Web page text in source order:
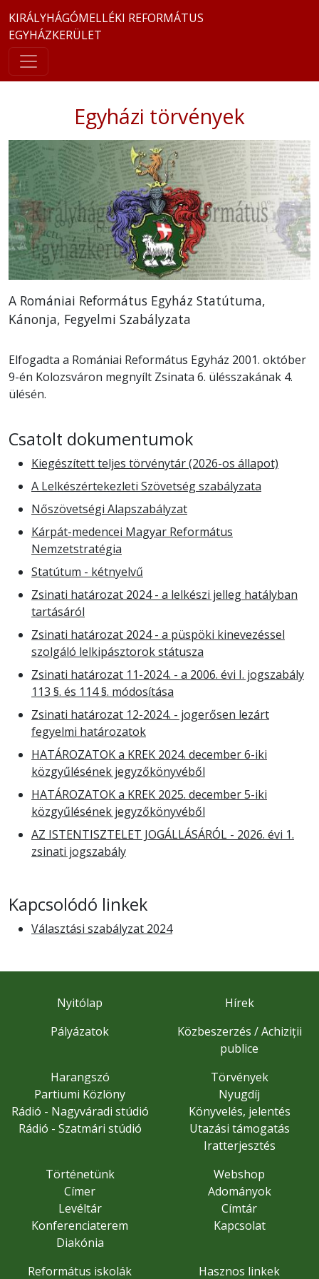
KIRÁLYHÁGÓMELLÉKI REFORMÁTUS
EGYHÁZKERÜLET
Egyházi törvények
A Romániai Református Egyház Statútuma,
Kánonja, Fegyelmi Szabályzata
Elfogadta a Romániai Református Egyház 2001. október
9-én Kolozsváron megnyílt Zsinata 6. ülésszakának 4.
ülésén.
Csatolt dokumentumok
Kiegészített teljes törvénytár (2026-os állapot)
A Lelkészértekezleti Szövetség szabályzata
Nőszövetségi Alapszabályzat
Kárpát-medencei Magyar Református
Nemzetstratégia
Statútum - kétnyelvű
Zsinati határozat 2024 - a lelkészi jelleg hatályban
tartásáról
Zsinati határozat 2024 - a püspöki kinevezéssel
szolgáló lelkipásztorok státusza
Zsinati határozat 11-2024. - a 2006. évi I. jogszabály
113 §. és 114 §. módosítása
Zsinati határozat 12-2024. - jogerősen lezárt
fegyelmi határozatok
HATÁROZATOK a KREK 2024. december 6-iki
közgyűlésének jegyzőkönyvéből
HATÁROZATOK a KREK 2025. december 5-iki
közgyűlésének jegyzőkönyvéből
AZ ISTENTISZTELET JOGÁLLÁSÁRÓL - 2026. évi 1.
zsinati jogszabály
Kapcsolódó linkek
Választási szabályzat 2024
Nyitólap
Hírek
Pályázatok
Közbeszerzés / Achiziții
publice
Harangszó
Partiumi Közlöny
Rádió - Nagyváradi stúdió
Rádió - Szatmári stúdió
Törvények
Nyugdíj
Könyvelés, jelentés
Utazási támogatás
Iratterjesztés
Történetünk
Címer
Levéltár
Konferenciaterem
Diakónia
Webshop
Adományok
Címtár
Kapcsolat
Református iskolák Hasznos linkek